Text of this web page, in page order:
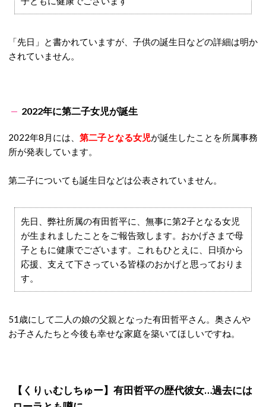
「先日」と書かれていますが、子供の誕生日などの詳細は明か
されていません。
2022年に第二子女児が誕生
2022年8月には、 第二子となる女児が誕生したことを所属事務
所が発表しています。
第二子についても誕生日などは公表されていません。
先日、弊社所属の有田哲平に、無事に第2子となる女児
が生まれましたことをご報告致します。おかげさまで母
子ともに健康でございます。これもひとえに、日頃から
応援、支えて下さっている皆様のおかげと思っておりま
す。
51歳にして二人の娘の父親となった有田哲平さん。奥さんや
お子さんたちと今後も幸せな家庭を築いてほしいですね。
【くりぃむしちゅー】有田哲平の歴代彼女…過去には